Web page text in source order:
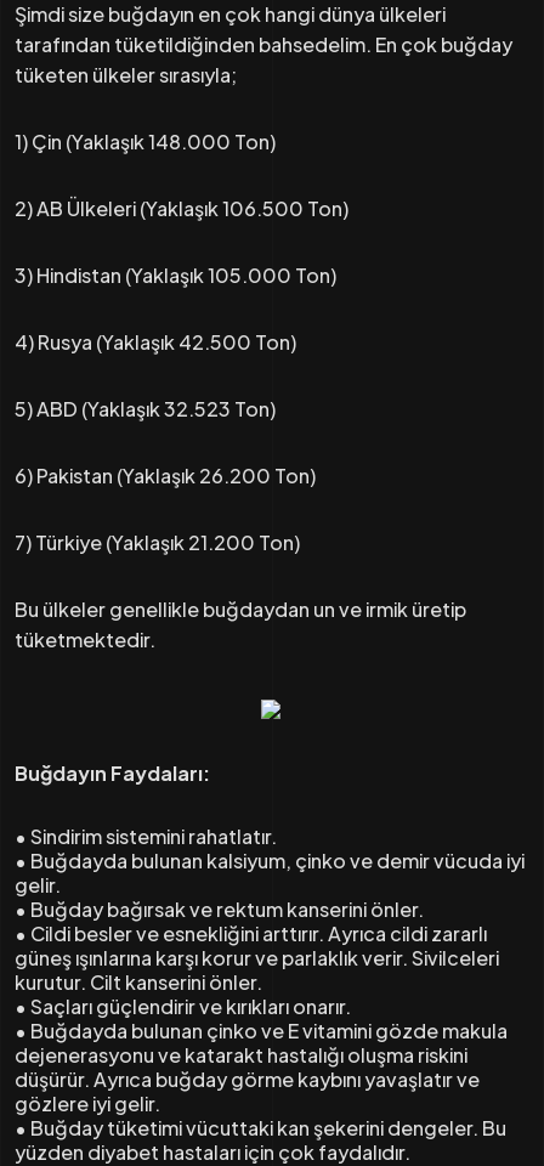
Şimdi size buğdayın en çok hangi dünya ülkeleri
tarafından tüketildiğinden bahsedelim. En çok buğday
tüketen ülkeler sırasıyla;
1) Çin (Yaklaşık 148.000 Ton)
2) AB Ülkeleri (Yaklaşık 106.500 Ton)
3) Hindistan (Yaklaşık 105.000 Ton)
4) Rusya (Yaklaşık 42.500 Ton)
5) ABD (Yaklaşık 32.523 Ton)
6) Pakistan (Yaklaşık 26.200 Ton)
7) Türkiye (Yaklaşık 21.200 Ton)
Bu ülkeler genellikle buğdaydan un ve irmik üretip
tüketmektedir.
Buğdayın Faydaları:
• Sindirim sistemini rahatlatır.
• Buğdayda bulunan kalsiyum, çinko ve demir vücuda iyi
gelir.
• Buğday bağırsak ve rektum kanserini önler.
• Cildi besler ve esnekliğini arttırır. Ayrıca cildi zararlı
güneş ışınlarına karşı korur ve parlaklık verir. Sivilceleri
kurutur. Cilt kanserini önler.
• Saçları güçlendirir ve kırıkları onarır.
• Buğdayda bulunan çinko ve E vitamini gözde makula
dejenerasyonu ve katarakt hastalığı oluşma riskini
düşürür. Ayrıca buğday görme kaybını yavaşlatır ve
gözlere iyi gelir.
• Buğday tüketimi vücuttaki kan şekerini dengeler. Bu
yüzden diyabet hastaları için çok faydalıdır.